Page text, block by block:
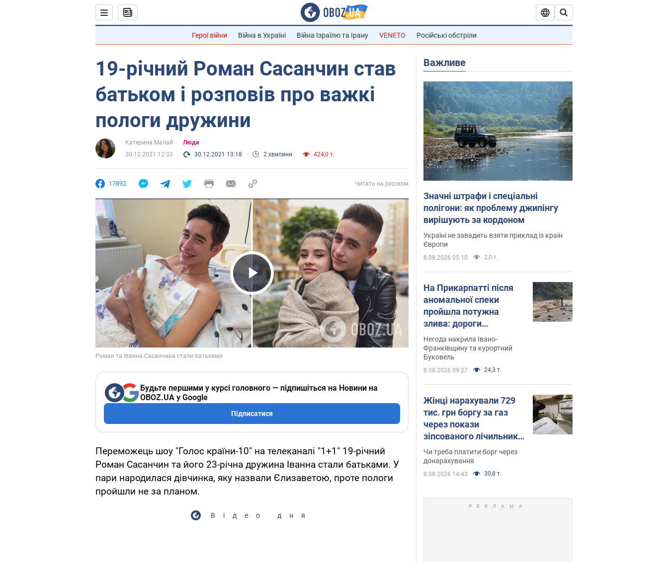
Герої війни Війна в Україні Війна Ізраїлю та Ірану VENETO Російські обстріли
19-річний Роман Сасанчин став
батьком і розповів про важкі
пологи дружини
Катерина Малай
Люди
30.12.2021 12:33
30.12.2021 13:18 2 хвилини 424,0 т.
17892 Читать на русском
Play Video
Будьте першими у курсі головного — підпишіться на Новини на
OBOZ.UA у Google
Підписатися
Переможець шоу "Голос країни-10" на телеканалі "1+1" 19-річний
Роман Сасанчин та його 23-річна дружина Іванна стали батьками. У
пари народилася дівчинка, яку назвали Єлизаветою, проте пологи
пройшли не за планом.
Відео дня
Важливе
Значні штрафи і спеціальні
полігони: як проблему джипінгу
вирішують за кордоном
Україні не завадить взяти приклад із країн
Європи
8.08.2026 05:10 2,0 т.
На Прикарпатті після
аномальної спеки
пройшла потужна
злива: дороги
перетворились на
річки. Відео
Негода накрила Івано-
Франківщину та курортний
Буковель
8.08.2026 09:27 24,3 т.
Жінці нарахували 729
тис. грн боргу за газ
через покази
зіпсованого лічильника:
суддя ухвалив
неочікуване рішення
Чи треба платити борг через
донарахування
8.08.2026 14:43 30,8 т.